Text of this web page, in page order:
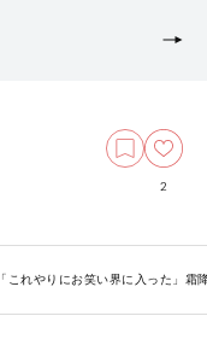
2
「これやりにお笑い界に入った」